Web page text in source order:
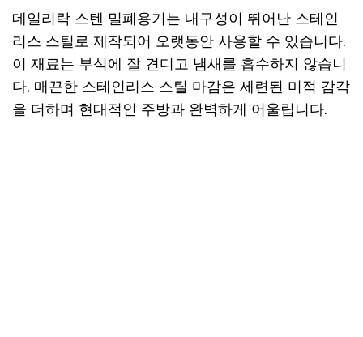
데일리락 스텐 밀폐용기는 내구성이 뛰어난 스테인
리스 스틸로 제작되어 오랫동안 사용할 수 있습니다.
이 재료는 부식에 잘 견디고 냄새를 흡수하지 않습니
다. 매끈한 스테인리스 스틸 마감은 세련된 미적 감각
을 더하며 현대적인 주방과 완벽하게 어울립니다.